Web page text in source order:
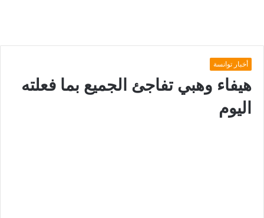
أخبار توانسة
هيفاء وهبي تفاجئ الجميع بما فعلته
اليوم